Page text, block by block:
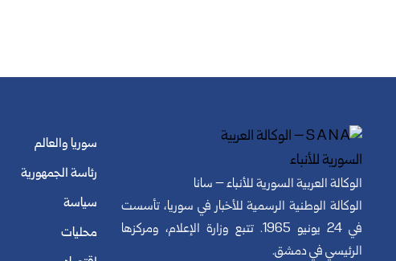
الوكالة العربية السورية للأنباء – سانا
الوكالة الوطنية الرسمية للأخبار في سوريا، تأسست
في 24 يونيو 1965. تتبع وزارة الإعلام، ومركزها
الرئيسي في دمشق.
سوريا والعالم
رئاسة الجمهورية
سياسة
محليات